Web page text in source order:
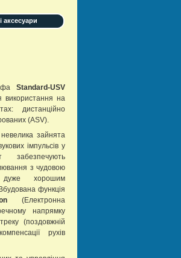
аксесуари
Standard-USV
використання на
дистанційно
(ASV).
невелика зайнята
імпульсів у
забезпечують
з чудовою
дуже хорошим
функція
(Електронна
напрямку
(поздовжній
рухів